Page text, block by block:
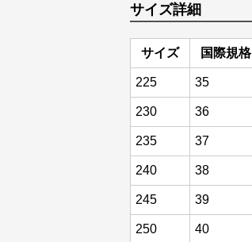
サイズ詳細
サイズ 国際規格
225 35
230 36
235 37
240 38
245 39
250 40